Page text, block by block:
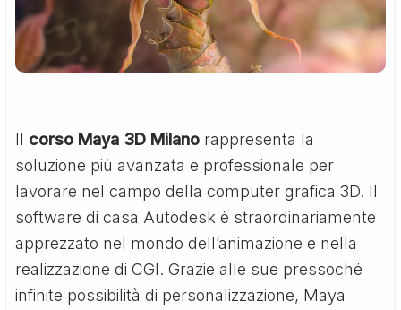
Il corso Maya 3D Milano rappresenta la
soluzione più avanzata e professionale per
lavorare nel campo della computer grafica 3D. Il
software di casa Autodesk è straordinariamente
apprezzato nel mondo dell’animazione e nella
realizzazione di CGI. Grazie alle sue pressoché
infinite possibilità di personalizzazione, Maya